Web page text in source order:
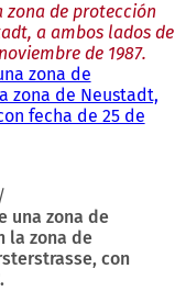
zona de protección
a ambos lados de
de 1987.
zona de
zona de Neustadt,
fecha de 25 de
una zona de
la zona de
con